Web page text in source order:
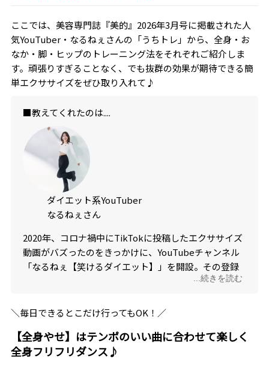
ここでは、美容専門誌『美的』2026年3月号に掲載された人
気YouTuber・なるねぇさんの「うちトレ」から、全身・お
なか・脚・ヒップのトレーニング法をそれぞれご紹介しま
す。頑張りすぎることなく、でも抜群の効果が期待できる簡
単エクササイズをぜひ取り入れて♪
■教えてくれたのは....
ダイエット系YouTuber
なるねぇさん
2020年、コロナ禍中にTikTokに投稿したエクササイズ
動画がバズったのをきっかけに、YouTubeチャンネル
「なるねぇ【笑けるダイエット】」を開設。その登録
...続きを読む
＼毎日できるとこだけ行ってもOK！／
【全身やせ】はテンポのいい曲に合わせて楽しく
全身フリフリダンス♪